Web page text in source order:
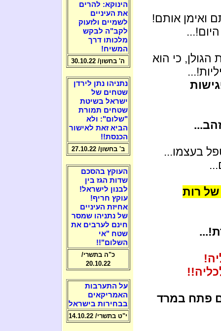
ואימן אותם!
כי הוא
בעצמו...
של רות
גיבורים פתח במרד
הינוקא: להרים
את העיניים
לשמיים ולזעוק
לקב"ה לבקש
מלכותו דרך
המשיח!
ה' בחשון/ 30.10.22
נתניהו נתן לירדן
שטחים של
ישראל בשיטת
שטחים תמורת
"שלום": ולא
הביא זאת לאישור
הכנסת!!
ב' בחשון/ 27.10.22
העוקץ בהסכם
שדות הגז בין
לבנון לישראל!
עוקץ חריף!
אחיזת העיניים
של נתניהו שמסר
חינם לערבים את
שטח "אי
השלום"!!
כ"ה בתשרי/
20.10.22
על התערבות
האמריקאים
בבחירות בישראל
י"ט בתשרי/ 14.10.22